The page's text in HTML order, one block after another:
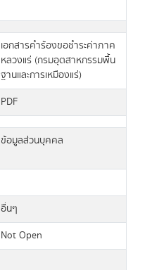
เอกสารคำร้องขอชำระค่าภาค
หลวงแร่ (กรมอุตสาหกรรมพื้น
ฐานและการเหมืองแร่)
PDF
ข้อมูลส่วนบุคคล
อื่นๆ
Not Open